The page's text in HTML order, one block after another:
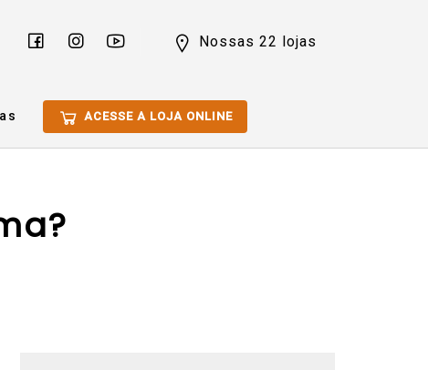
Nossas 22 lojas
ACESSE A LOJA ONLINE